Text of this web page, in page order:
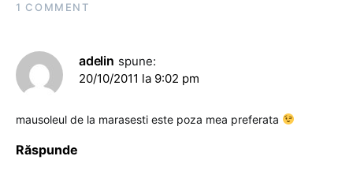
1 COMMENT
adelin spune:
20/10/2011 la 9:02 pm
mausoleul de la marasesti este poza mea preferata
Răspunde